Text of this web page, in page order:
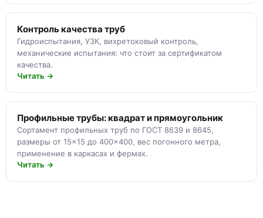
Контроль качества труб
Гидроиспытания, УЗК, вихретоковый контроль,
механические испытания: что стоит за сертификатом
качества.
Читать →
Профильные трубы: квадрат и прямоугольник
Сортамент профильных труб по ГОСТ 8639 и 8645,
размеры от 15×15 до 400×400, вес погонного метра,
применение в каркасах и фермах.
Читать →